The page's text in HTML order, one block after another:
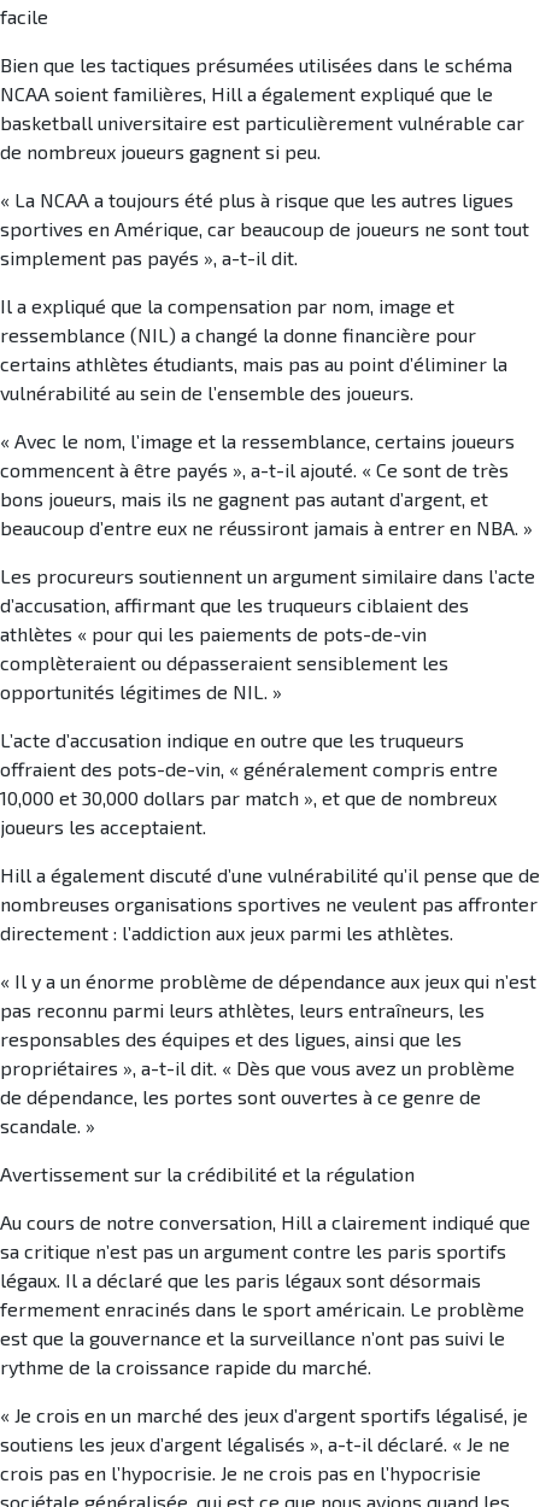
facile
Bien que les tactiques présumées utilisées dans le schéma
NCAA soient familières, Hill a également expliqué que le
basketball universitaire est particulièrement vulnérable car
de nombreux joueurs gagnent si peu.
« La NCAA a toujours été plus à risque que les autres ligues
sportives en Amérique, car beaucoup de joueurs ne sont tout
simplement pas payés », a-t-il dit.
Il a expliqué que la compensation par nom, image et
ressemblance (NIL) a changé la donne financière pour
certains athlètes étudiants, mais pas au point d’éliminer la
vulnérabilité au sein de l’ensemble des joueurs.
« Avec le nom, l’image et la ressemblance, certains joueurs
commencent à être payés », a-t-il ajouté. « Ce sont de très
bons joueurs, mais ils ne gagnent pas autant d’argent, et
beaucoup d’entre eux ne réussiront jamais à entrer en NBA. »
Les procureurs soutiennent un argument similaire dans l’acte
d’accusation, affirmant que les truqueurs ciblaient des
athlètes « pour qui les paiements de pots-de-vin
complèteraient ou dépasseraient sensiblement les
opportunités légitimes de NIL. »
L’acte d’accusation indique en outre que les truqueurs
offraient des pots-de-vin, « généralement compris entre
10,000 et 30,000 dollars par match », et que de nombreux
joueurs les acceptaient.
Hill a également discuté d’une vulnérabilité qu’il pense que de
nombreuses organisations sportives ne veulent pas affronter
directement : l’addiction aux jeux parmi les athlètes.
« Il y a un énorme problème de dépendance aux jeux qui n’est
pas reconnu parmi leurs athlètes, leurs entraîneurs, les
responsables des équipes et des ligues, ainsi que les
propriétaires », a-t-il dit. « Dès que vous avez un problème
de dépendance, les portes sont ouvertes à ce genre de
scandale. »
Avertissement sur la crédibilité et la régulation
Au cours de notre conversation, Hill a clairement indiqué que
sa critique n’est pas un argument contre les paris sportifs
légaux. Il a déclaré que les paris légaux sont désormais
fermement enracinés dans le sport américain. Le problème
est que la gouvernance et la surveillance n’ont pas suivi le
rythme de la croissance rapide du marché.
« Je crois en un marché des jeux d’argent sportifs légalisé, je
soutiens les jeux d’argent légalisés », a-t-il déclaré. « Je ne
crois pas en l’hypocrisie. Je ne crois pas en l’hypocrisie
sociétale généralisée, qui est ce que nous avions quand les